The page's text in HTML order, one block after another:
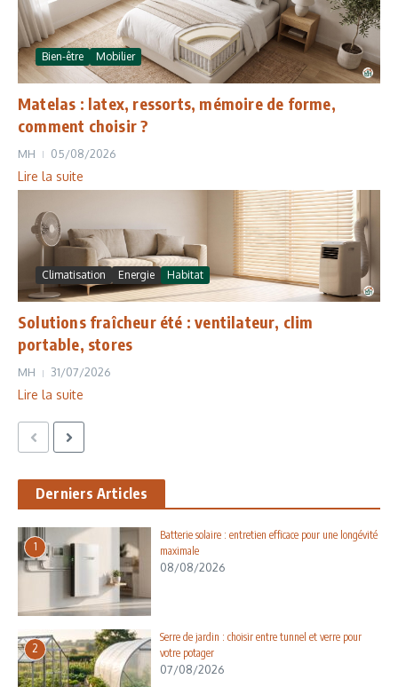
Bien-être Mobilier
Matelas : latex, ressorts, mémoire de forme,
comment choisir ?
MH 05/08/2026
Lire la suite
Climatisation Energie Habitat
Solutions fraîcheur été : ventilateur, clim
portable, stores
MH 31/07/2026
Lire la suite
Derniers Articles
1
Batterie solaire : entretien efficace pour une longévité
maximale
08/08/2026
2
Serre de jardin : choisir entre tunnel et verre pour
votre potager
07/08/2026